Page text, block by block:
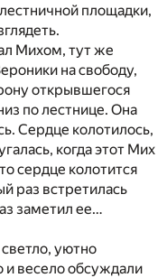
площадки,
Михом, тут же
на свободу,
открывшегося
по лестнице. Она
Сердце колотилось,
когда этот Мих
сердце колотится
раз встретилась
заметил ее…
уютно
весело обсуждали